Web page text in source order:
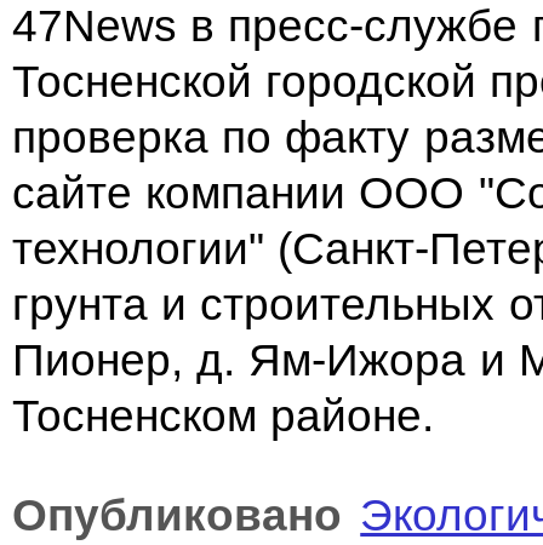
47News в пресс-службе
Тосненской городской
проверка по факту
сайте компании ООО
технологии" (Санкт-
грунта и строительных
Пионер, д. Ям-Ижора и
Тосненском районе.
Опубликовано